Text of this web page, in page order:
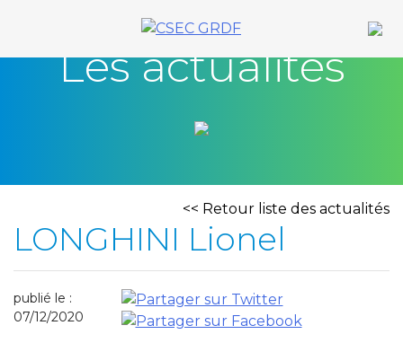
Les actualités
LONGHINI Lionel
<< Retour liste des actualités
publié le :
07/12/2020